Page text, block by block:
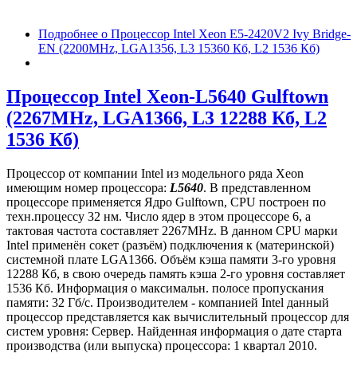
Подробнее о Процессор Intel Xeon E5-2420V2 Ivy Bridge-
EN (2200MHz, LGA1356, L3 15360 Кб, L2 1536 Кб)
Процессор Intel Xeon-L5640 Gulftown
(2267MHz, LGA1366, L3 12288 Кб, L2
1536 Кб)
Процессор от компании Intel из модельного ряда Xeon
имеющим номер процессора: L5640. В представленном
процессоре применяется Ядро Gulftown, CPU построен по
техн.процессу 32 нм. Число ядер в этом процессоре 6, а
тактовая частота составляет 2267MHz. В данном CPU марки
Intel применён сокет (разъём) подключения к (материнской)
системной плате LGA1366. Объём кэша памяти 3-го уровня
12288 Кб, в свою очередь память кэша 2-го уровня составляет
1536 Кб. Информация о максимальн. полосе пропускания
памяти: 32 Гб/с. Производителем - компанией Intel данный
процессор представляется как вычислительный процессор для
систем уровня: Сервер. Найденная информация о дате старта
производства (или выпуска) процессора: 1 квартал 2010.